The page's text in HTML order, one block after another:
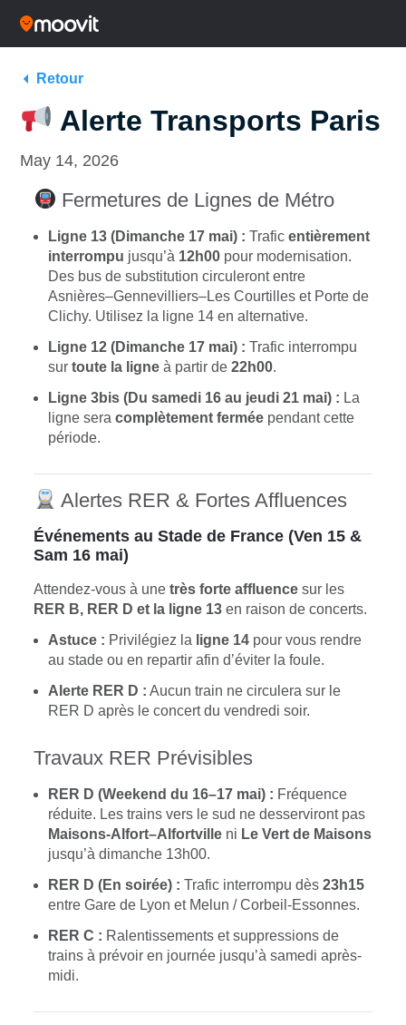
Retour
Alerte Transports Paris
May 14, 2026
Fermetures de Lignes de Métro
Ligne 13 (Dimanche 17 mai) : Trafic entièrement
interrompu jusqu’à 12h00 pour modernisation.
Des bus de substitution circuleront entre
Asnières–Gennevilliers–Les Courtilles et Porte de
Clichy. Utilisez la ligne 14 en alternative.
Ligne 12 (Dimanche 17 mai) : Trafic interrompu
sur toute la ligne à partir de 22h00.
Ligne 3bis (Du samedi 16 au jeudi 21 mai) : La
ligne sera complètement fermée pendant cette
période.
Alertes RER & Fortes Affluences
Événements au Stade de France (Ven 15 &
Sam 16 mai)
Attendez-vous à une très forte affluence sur les
RER B, RER D et la ligne 13 en raison de concerts.
Astuce : Privilégiez la ligne 14 pour vous rendre
au stade ou en repartir afin d’éviter la foule.
Alerte RER D : Aucun train ne circulera sur le
RER D après le concert du vendredi soir.
Travaux RER Prévisibles
RER D (Weekend du 16–17 mai) : Fréquence
réduite. Les trains vers le sud ne desserviront pas
Maisons-Alfort–Alfortville ni Le Vert de Maisons
jusqu’à dimanche 13h00.
RER D (En soirée) : Trafic interrompu dès 23h15
entre Gare de Lyon et Melun / Corbeil-Essonnes.
RER C : Ralentissements et suppressions de
trains à prévoir en journée jusqu’à samedi après-
midi.